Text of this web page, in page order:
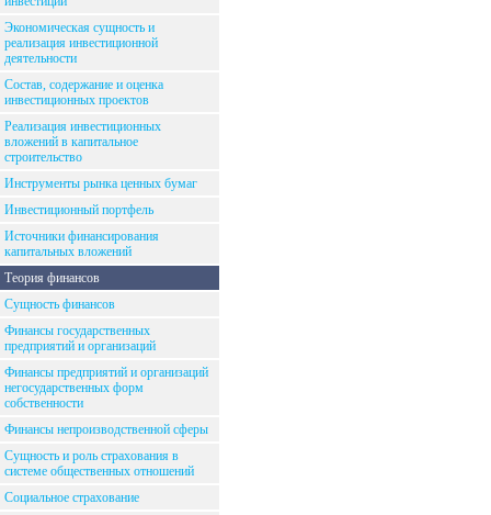
Экономическая сущность и
реализация инвестиционной
деятельности
Состав, содержание и оценка
инвестиционных проектов
Реализация инвестиционных
вложений в капитальное
строительство
Инструменты рынка ценных бумаг
Инвестиционный портфель
Источники финансирования
капитальных вложений
Теория финансов
Сущность финансов
Финансы государственных
предприятий и организаций
Финансы предприятий и организаций
негосударственных форм
собственности
Финансы непроизводственной сферы
Сущность и роль страхования в
системе общественных отношений
Социальное страхование